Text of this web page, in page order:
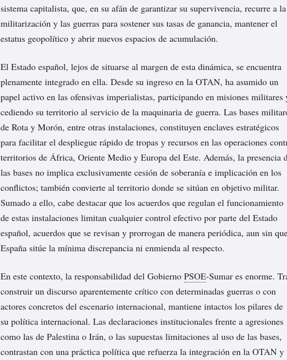
sistema capitalista, que, en su afán de garantizar su supervivencia, recurre a la
militarización y las guerras para sostener sus tasas de ganancia, mantener el
estatus geopolítico y abrir nuevos espacios de acumulación.
El Estado español, lejos de situarse al margen de esta dinámica, se encuentra
plenamente integrado en ella. Desde su ingreso en la OTAN, ha asumido un
papel activo en las ofensivas imperialistas, participando en misiones militares
cediendo su territorio al servicio de la maquinaria de guerra. Las bases
de Rota y Morón, entre otras instalaciones, constituyen enclaves estratégicos
para facilitar el despliegue rápido de tropas y recursos en las operaciones
territorios de África, Oriente Medio y Europa del Este. Además, la presencia
las bases no implica exclusivamente cesión de soberanía e implicación en los
conflictos; también convierte al territorio donde se sitúan en objetivo militar.
Sumado a ello, cabe destacar que los acuerdos que regulan el funcionamiento
de estas instalaciones limitan cualquier control efectivo por parte del Estado
español, acuerdos que se revisan y prorrogan de manera periódica, aun sin
España sitúe la mínima discrepancia ni enmienda al respecto.
En este contexto, la responsabilidad del Gobierno PSOE-Sumar es enorme.
construir un discurso aparentemente crítico con determinadas guerras o con
actores concretos del escenario internacional, mantiene intactos los pilares de
su política internacional. Las declaraciones institucionales frente a agresiones
como las de Palestina o Irán, o las supuestas limitaciones al uso de las bases,
contrastan con una práctica política que refuerza la integración en la OTAN y